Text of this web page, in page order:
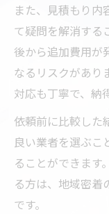
また、見積もり内
て疑問を解消する
後から追加費用が
なるリスクがあり
対応も丁寧で、納
依頼前に比較した
良い業者を選ぶこ
ることができます
る方は、地域密着
です。